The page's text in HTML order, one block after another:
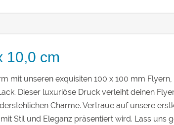
10,0 cm
mit unseren exquisiten 100 x 100 mm
Dieser luxuriöse Druck verleiht deinen
Charme. Vertraue auf unsere
Stil und Eleganz präsentiert wird. Lass uns